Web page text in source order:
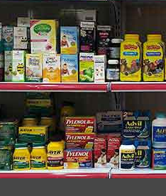
dầu cá là : người ăn
nữ có thai, cho con bú
rượu… Trẻ bị suy dinh
khi bệnh ho, tiêu chảy…,
thêm dầu cá.